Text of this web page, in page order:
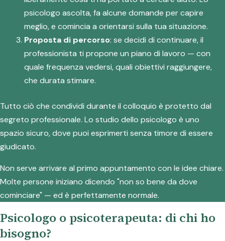
psicologo ascolta, fa alcune domande per capire
meglio, e comincia a orientarsi sulla tua situazione.
Proposta di percorso: se decidi di continuare, il
professionista ti propone un piano di lavoro — con
quale frequenza vedersi, quali obiettivi raggiungere,
che durata stimare.
Tutto ciò che condividi durante il colloquio è protetto dal
segreto professionale. Lo studio dello psicologo è uno
spazio sicuro, dove puoi esprimerti senza timore di essere
giudicato.
Non serve arrivare al primo appuntamento con le idee chiare.
Molte persone iniziano dicendo "non so bene da dove
cominciare" — ed è perfettamente normale.
Psicologo o psicoterapeuta: di chi ho
bisogno?